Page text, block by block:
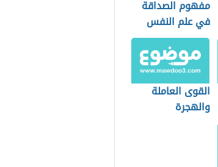
مفهوم الصداقة
في علم النفس
القوى العاملة
والهجرة